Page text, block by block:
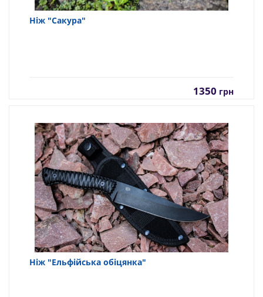
Ніж "Сакура"
1350 грн
Ніж "Ельфійська обіцянка"